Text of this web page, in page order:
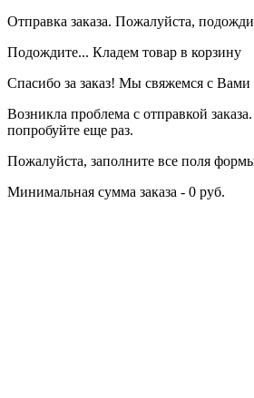
Отправка заказа. Пожалуйста,
Подождите... Кладем товар в корзину
Спасибо за заказ! Мы свяжемся с
Возникла проблема с отправкой
попробуйте еще раз.
Пожалуйста, заполните все поля
Минимальная сумма заказа - 0 руб.